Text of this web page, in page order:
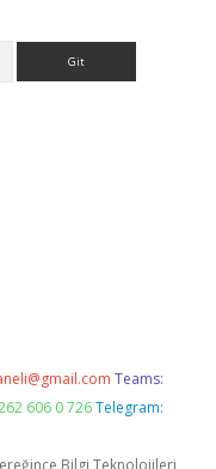
Teams:
606 0 726 Telegram:
Bilgi Teknolojileri